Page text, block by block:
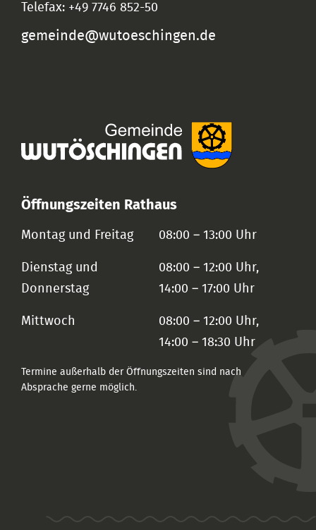
Telefax: +49 7746 852-50
gemeinde@wutoeschingen.de
Öffnungszeiten Rathaus
Montag und Freitag 08:00 – 13:00 Uhr
Dienstag und
Donnerstag
08:00 – 12:00 Uhr,
14:00 – 17:00 Uhr
Mittwoch
08:00 – 12:00 Uhr,
14:00 – 18:30 Uhr
Termine außerhalb der Öffnungszeiten sind nach
Absprache gerne möglich.